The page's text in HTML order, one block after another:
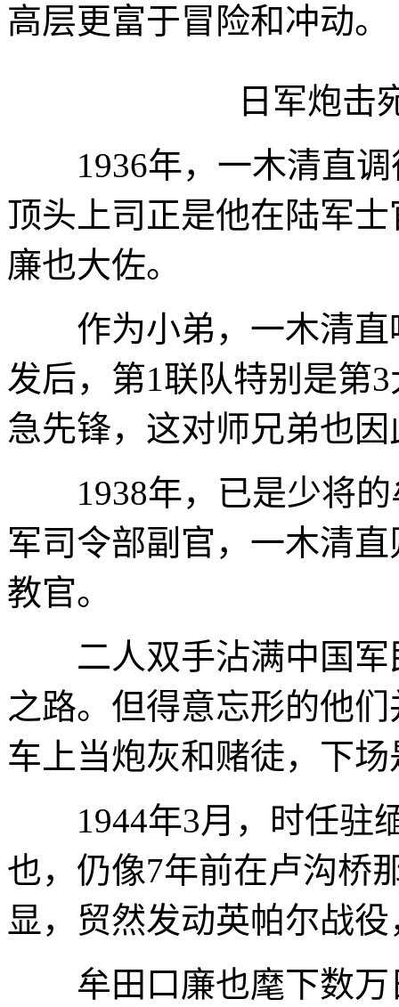
高层更富于冒险和冲动。
日军炮击
1936年，一木清直调
顶头上司正是他在陆军
廉也大佐。
作为小弟，一木清直
发后，第1联队特别是第
急先锋，这对师兄弟也
1938年，已是少将的
军司令部副官，一木清
教官。
二人双手沾满中国军
之路。但得意忘形的他
车上当炮灰和赌徒，下
1944年3月，时任驻缅
也，仍像7年前在卢沟桥
显，贸然发动英帕尔战
牟田口廉也麾下数万